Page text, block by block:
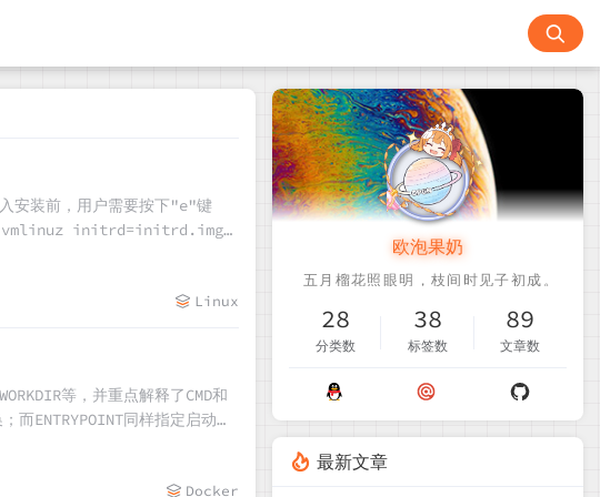
安装前，用户需要按下"e"键
换为`vmlinuz initrd=initrd.img
Linux
等，并重点解释了CMD和
而ENTRYPOINT同样指定启动命
Docker
欧泡果奶
28
分类数
38
标签数
89
文章数
最新文章